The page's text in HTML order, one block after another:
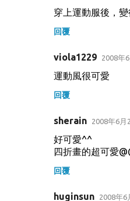
穿上運動服後，
回覆
viola1229 2008年
運動風很可愛
回覆
sherain 2008年6月
好可愛^^
四折畫的超可愛
回覆
huginsun 2008年6